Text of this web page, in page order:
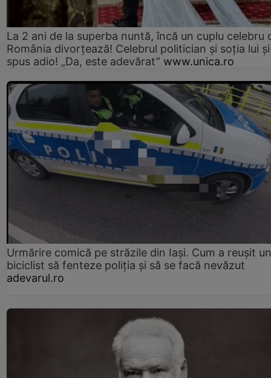
La 2 ani de la superba nuntă, încă un cuplu celebru
România divorțează! Celebrul politician și soția lui
spus adio! „Da, este adevărat” www.unica.ro
Urmărire comică pe străzile din Iași. Cum a reușit un
biciclist să fenteze poliția și să se facă nevăzut
adevarul.ro